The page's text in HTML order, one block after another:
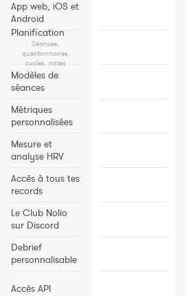
App web, iOS et
Android
Planification
Séances,
questionnaires,
cycles, notes
Modèles de
séances
Métriques
personnalisées
Mesure et
analyse HRV
Accès à tous tes
records
Le Club Nolio
sur Discord
Debrief
personnalisable
Accès API